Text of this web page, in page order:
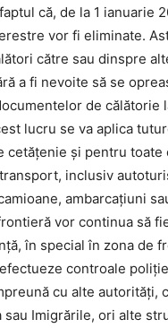
că, de la 1 ianuarie
vor fi eliminate.
către sau dinspre
a fi nevoite să se
de călătorie
lucru se va aplica
cetăţenie şi pentru toate
inclusiv
ambarcaţiuni
vor continua să
în special în zona de
controale
cu alte autorităţi,
sau Imigrările, ori alte